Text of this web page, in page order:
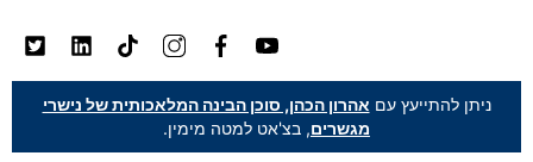
ניתן להתייעץ עם אהרון הכהן, סוכן הבינה המלאכותית של נישרי
מגשרים, בצ'אט למטה מימין.